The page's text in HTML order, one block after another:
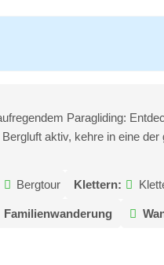
Paragliding:
aktiv, kehre in eine
Bergtour Klettern:
Familienwanderung